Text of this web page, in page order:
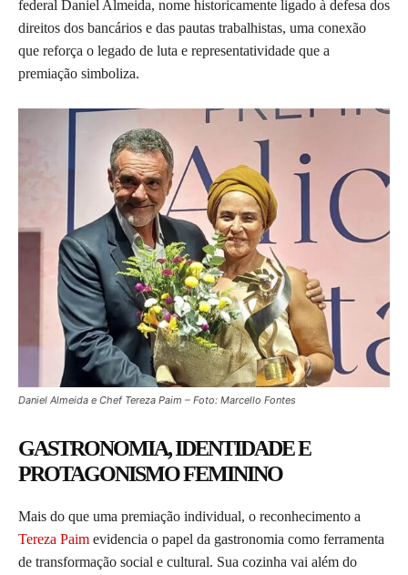
federal Daniel Almeida, nome historicamente ligado à defesa dos
direitos dos bancários e das pautas trabalhistas, uma conexão
que reforça o legado de luta e representatividade que a
premiação simboliza.
Daniel Almeida e Chef Tereza Paim – Foto: Marcello Fontes
GASTRONOMIA, IDENTIDADE E
PROTAGONISMO FEMININO
Mais do que uma premiação individual, o reconhecimento a
Tereza Paim evidencia o papel da gastronomia como ferramenta
de transformação social e cultural. Sua cozinha vai além do